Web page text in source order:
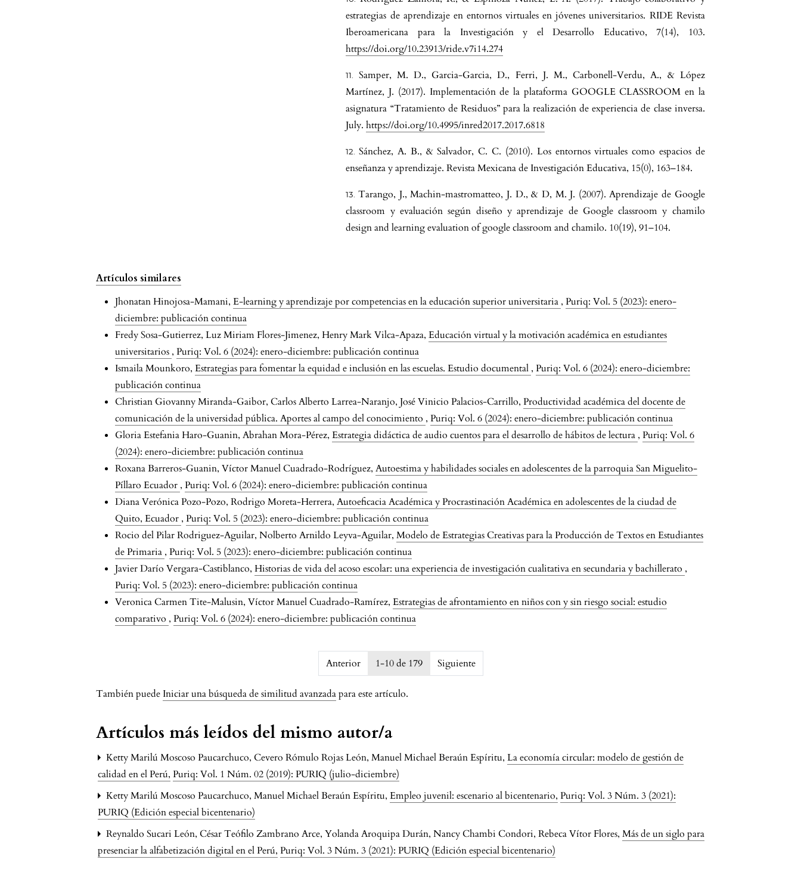
estrategias de aprendizaje en entornos virtuales en jóvenes universitarios. RIDE Revista
Iberoamericana para la Investigación y el Desarrollo Educativo, 7(14), 103.
https://doi.org/10.23913/ride.v7i14.274
Samper, M. D., Garcia-Garcia, D., Ferri, J. M., Carbonell-Verdu, A., & López
Martínez, J. (2017). Implementación de la plataforma GOOGLE CLASSROOM en la
asignatura “Tratamiento de Residuos” para la realización de experiencia de clase inversa.
July.https://doi.org/10.4995/inred2017.2017.6818
Sánchez, A. B., & Salvador, C. C. (2010). Los entornos virtuales como espacios de
enseñanza y aprendizaje. Revista Mexicana de Investigación Educativa, 15(0), 163–184.
Tarango, J., Machin-mastromatteo, J. D., & D, M. J. (2007). Aprendizaje de Google
classroom y evaluación según diseño y aprendizaje de Google classroom y chamilo
design and learning evaluation of google classroom and chamilo. 10(19), 91–104.
Artículos similares
Jhonatan Hinojosa-Mamani,E-learning y aprendizaje por competencias en la educación superior universitaria ,Puriq: Vol. 5 (2023): enero-
diciembre: publicación continua
Fredy Sosa-Gutierrez, Luz Miriam Flores-Jimenez, Henry Mark Vilca-Apaza,Educación virtual y la motivación académica en estudiantes
universitarios ,Puriq: Vol. 6 (2024): enero-diciembre: publicación continua
Ismaila Mounkoro,Estrategias para fomentar la equidad e inclusión en las escuelas. Estudio documental ,Puriq: Vol. 6 (2024): enero-diciembre:
publicación continua
Christian Giovanny Miranda-Gaibor, Carlos Alberto Larrea-Naranjo, José Vinicio Palacios-Carrillo,Productividad académica del docente de
comunicación de la universidad pública. Aportes al campo del conocimiento ,Puriq: Vol. 6 (2024): enero-diciembre: publicación continua
Gloria Estefania Haro-Guanin, Abrahan Mora-Pérez,Estrategia didáctica de audio cuentos para el desarrollo de hábitos de lectura ,Puriq: Vol. 6
(2024): enero-diciembre: publicación continua
Roxana Barreros-Guanin, Víctor Manuel Cuadrado-Rodríguez,Autoestima y habilidades sociales en adolescentes de la parroquia San Miguelito-
Píllaro Ecuador ,Puriq: Vol. 6 (2024): enero-diciembre: publicación continua
Diana Verónica Pozo-Pozo, Rodrigo Moreta-Herrera,Autoeficacia Académica y Procrastinación Académica en adolescentes de la ciudad de
Quito, Ecuador ,Puriq: Vol. 5 (2023): enero-diciembre: publicación continua
Rocio del Pilar Rodriguez-Aguilar, Nolberto Arnildo Leyva-Aguilar,Modelo de Estrategias Creativas para la Producción de Textos en Estudiantes
de Primaria ,Puriq: Vol. 5 (2023): enero-diciembre: publicación continua
Javier Darío Vergara-Castiblanco,Historias de vida del acoso escolar: una experiencia de investigación cualitativa en secundaria y bachillerato ,
Puriq: Vol. 5 (2023): enero-diciembre: publicación continua
Veronica Carmen Tite-Malusin, Víctor Manuel Cuadrado-Ramírez,Estrategias de afrontamiento en niños con y sin riesgo social: estudio
comparativo ,Puriq: Vol. 6 (2024): enero-diciembre: publicación continua
issue.pagination6a763b1298702
Anterior 1-10 de 179 Siguiente
También puede Iniciar una búsqueda de similitud avanzadapara este artículo.
Artículos más leídos del mismo autor/a
Ketty Marilú Moscoso Paucarchuco, Cevero Rómulo Rojas León, Manuel Michael Beraún Espíritu,La economía circular: modelo de gestión de
calidad en el Perú,Puriq: Vol. 1 Núm. 02 (2019): PURIQ (julio-diciembre)
Ketty Marilú Moscoso Paucarchuco, Manuel Michael Beraún Espíritu,Empleo juvenil: escenario al bicentenario,Puriq: Vol. 3 Núm. 3 (2021):
PURIQ (Edición especial bicentenario)
Reynaldo Sucari León, César Teófilo Zambrano Arce, Yolanda Aroquipa Durán, Nancy Chambi Condori, Rebeca Vítor Flores,Más de un siglo para
presenciar la alfabetización digital en el Perú,Puriq: Vol. 3 Núm. 3 (2021): PURIQ (Edición especial bicentenario)